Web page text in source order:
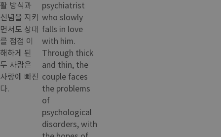
활 방식과
신념을 지키
면서도 상대
를 점점 이
해하게 된
두 사람은
사랑에 빠진
다.
psychiatrist
who slowly
falls in love
with him.
Through thick
and thin, the
couple faces
the problems
of
psychological
disorders, with